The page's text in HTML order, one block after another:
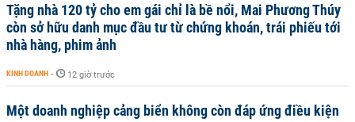
Tặng nhà 120 tỷ cho em gái chỉ là bề nổi, Mai Phương Thúy
còn sở hữu danh mục đầu tư từ chứng khoán, trái phiếu tới
nhà hàng, phim ảnh
KINH DOANH - 12 giờ trước
Một doanh nghiệp cảng biển không còn đáp ứng điều kiện